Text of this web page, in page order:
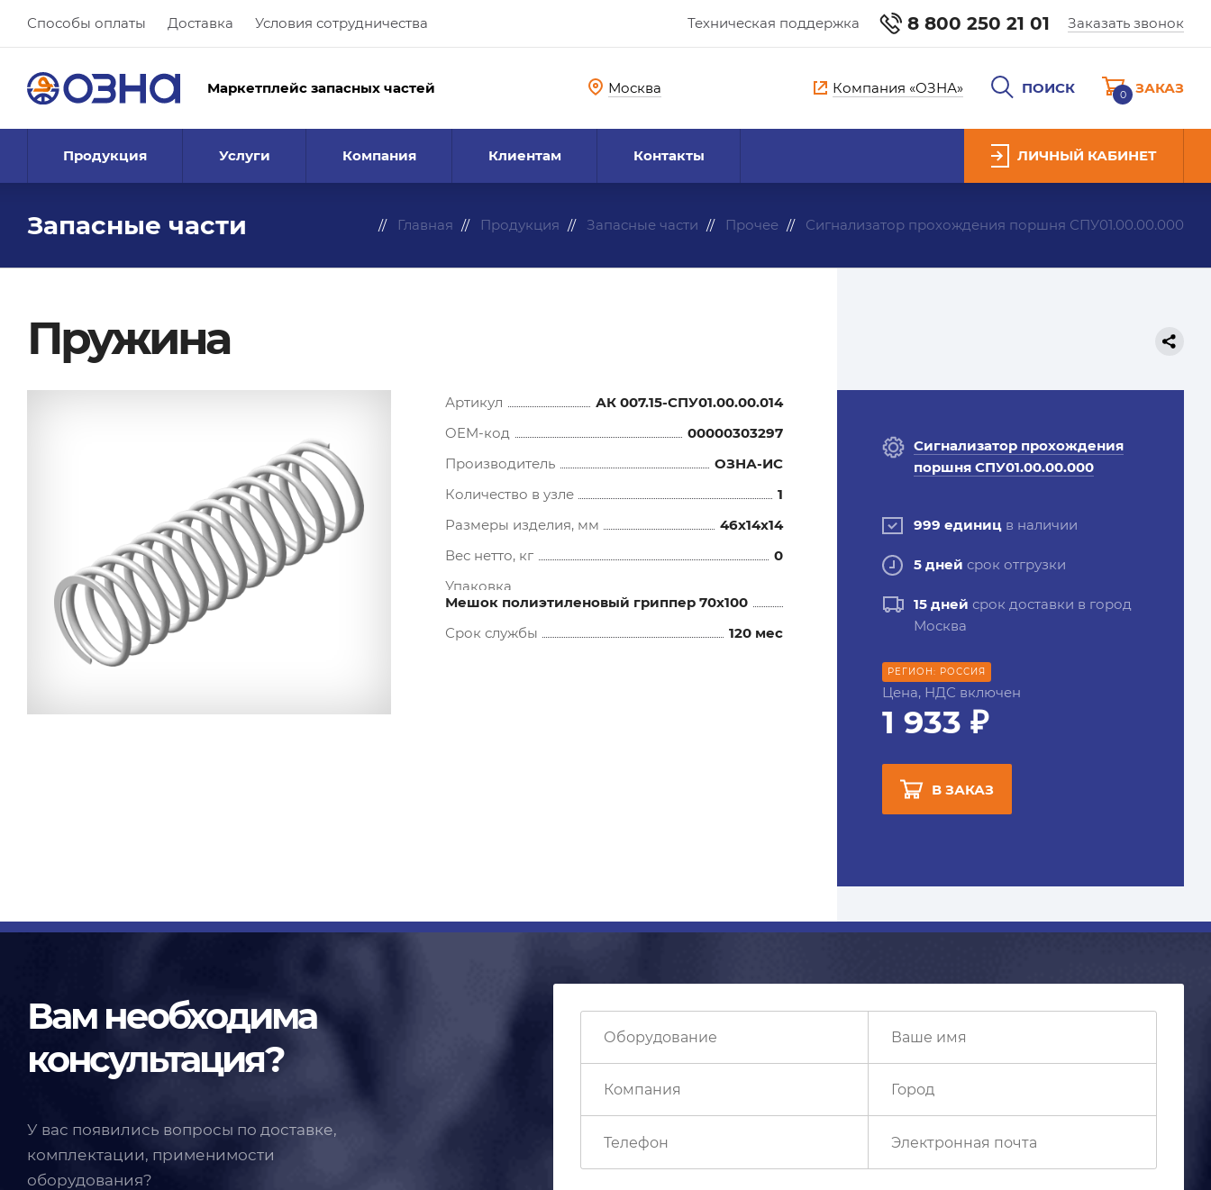
Способы оплаты Доставка Условия сотрудничества Техническая поддержка 8 800 250 21 01 Заказать звонок
Маркетплейс запасных частей Москва Компания «ОЗНА» ПОИСК 0 ЗАКАЗ
Продукция Услуги Компания Клиентам Контакты ЛИЧНЫЙ КАБИНЕТ
Запасные части Главная Продукция Запасные части Прочее Сигнализатор прохождения поршня СПУ01.00.00.000
Пружина
Артикул
АК 007.15-СПУ01.00.00.014
OEM-код
00000303297
Производитель
ОЗНА-ИС
Количество в узле
1
Размеры изделия, мм
46x14x14
Вес нетто, кг
0
Упаковка
Мешок полиэтиленовый гриппер 70х100
Срок службы
120 мес
Сигнализатор прохождения
поршня СПУ01.00.00.000
999 единиц в наличии
5 дней срок отгрузки
15 дней срок доставки в город
Москва
РЕГИОН: РОССИЯ
Цена, НДС включен
1 933 ₽
В ЗАКАЗ
Вам необходима
консультация?
У вас появились вопросы по доставке,
комплектации, применимости
оборудования?